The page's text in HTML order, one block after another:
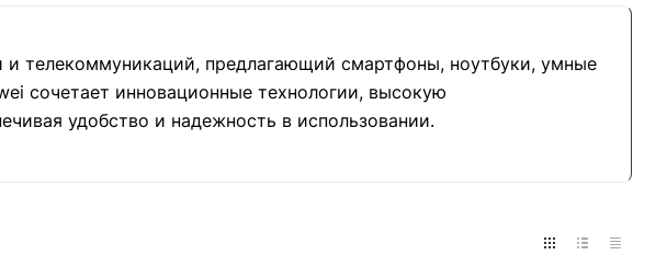
телекоммуникаций, предлагающий смартфоны, ноутбуки, умные
сочетает инновационные технологии, высокую
удобство и надежность в использовании.